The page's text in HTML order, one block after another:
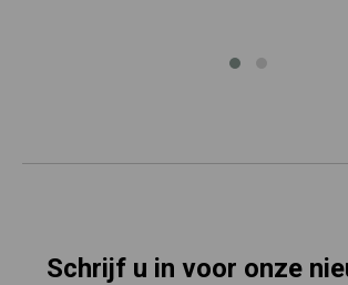
Schrijf u in voor onze